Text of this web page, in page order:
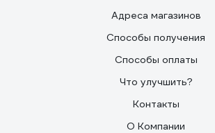
Адреса магазинов
Способы получения
Способы оплаты
Что улучшить?
Контакты
О Компании